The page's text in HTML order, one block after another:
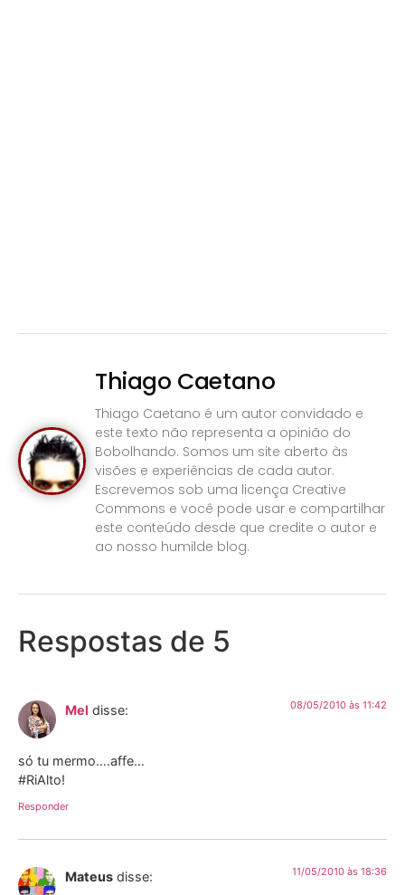
Thiago Caetano
Thiago Caetano é um autor convidado e
este texto não representa a opinião do
Bobolhando. Somos um site aberto às
visões e experiências de cada autor.
Escrevemos sob uma licença Creative
Commons e você pode usar e compartilhar
este conteúdo desde que credite o autor e
ao nosso humilde blog.
Respostas de 5
Mel disse: 08/05/2010 às 11:42
só tu mermo….affe…
#RiAlto!
Responder
Mateus disse: 11/05/2010 às 18:36